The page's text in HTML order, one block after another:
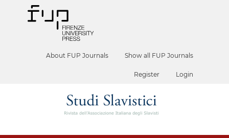
About FUP Journals Show all FUP Journals
Register Login